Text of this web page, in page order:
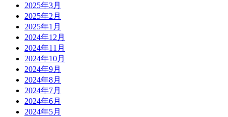
2025年3月
2025年2月
2025年1月
2024年12月
2024年11月
2024年10月
2024年9月
2024年8月
2024年7月
2024年6月
2024年5月